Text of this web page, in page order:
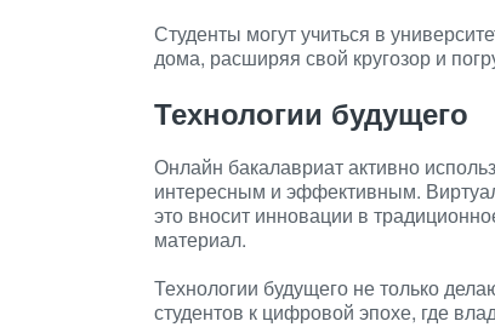
Студенты могут учиться в
дома, расширяя свой кругозор и
Технологии будущего
Онлайн бакалавриат активно
интересным и эффективным.
это вносит инновации в
материал.
Технологии будущего не только
студентов к цифровой эпохе, где